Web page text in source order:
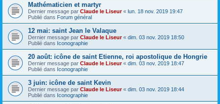
Mathématicien et martyr
Dernier message par Claude le Liseur« lun. 18 nov. 2019 19:47
Publié dans Forum général
12 mai: saint Jean le Valaque
Dernier message par Claude le Liseur« dim. 03 nov. 2019 18:50
Publié dans Iconographie
20 août: icône de saint Etienne, roi apostolique de Hongrie
Dernier message par Claude le Liseur« dim. 03 nov. 2019 18:47
Publié dans Iconographie
3 juin: icône de saint Kevin
Dernier message par Claude le Liseur« dim. 03 nov. 2019 18:44
Publié dans Iconographie